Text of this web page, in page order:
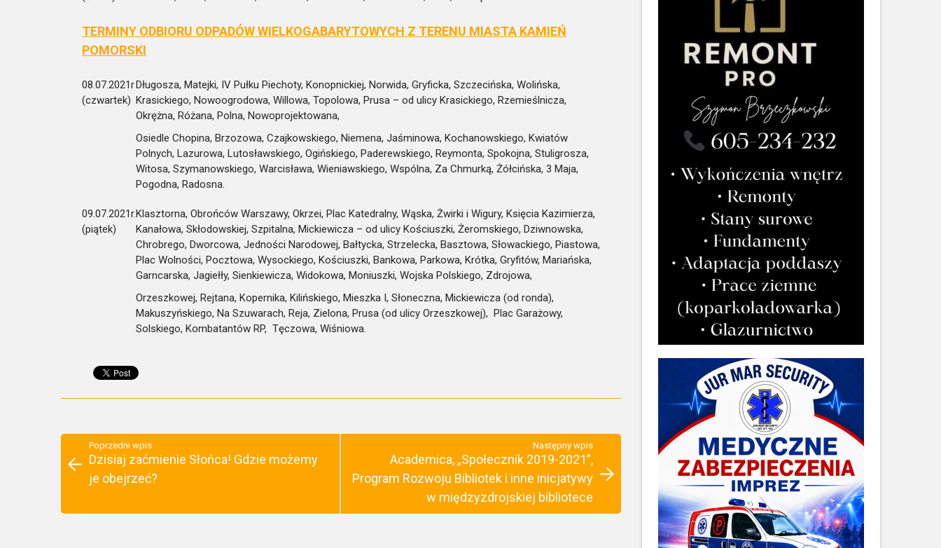
TERMINY ODBIORU ODPADÓW WIELKOGABARYTOWYCH Z TERENU MIASTA KAMIEŃ
POMORSKI
08.07.2021r
(czwartek)
Długosza, Matejki, IV Pułku Piechoty, Konopnickiej, Norwida, Gryficka, Szczecińska, Wolińska,
Krasickiego, Nowoogrodowa, Willowa, Topolowa, Prusa – od ulicy Krasickiego, Rzemieślnicza,
Okrężna, Różana, Polna, Nowoprojektowana,
Osiedle Chopina, Brzozowa, Czajkowskiego, Niemena, Jaśminowa, Kochanowskiego, Kwiatów
Polnych, Lazurowa, Lutosławskiego, Ogińskiego, Paderewskiego, Reymonta, Spokojna, Stuligrosza,
Witosa, Szymanowskiego, Warcisława, Wieniawskiego, Wspólna, Za Chmurką, Żółcińska, 3 Maja,
Pogodna, Radosna.
09.07.2021r.
(piątek)
Klasztorna, Obrońców Warszawy, Okrzei, Plac Katedralny, Wąska, Żwirki i Wigury, Księcia Kazimierza,
Kanałowa, Skłodowskiej, Szpitalna, Mickiewicza – od ulicy Kościuszki, Żeromskiego, Dziwnowska,
Chrobrego, Dworcowa, Jedności Narodowej, Bałtycka, Strzelecka, Basztowa, Słowackiego, Piastowa,
Plac Wolności, Pocztowa, Wysockiego, Kościuszki, Bankowa, Parkowa, Krótka, Gryfitów, Mariańska,
Garncarska, Jagiełły, Sienkiewicza, Widokowa, Moniuszki, Wojska Polskiego, Zdrojowa,
Orzeszkowej, Rejtana, Kopernika, Kilińskiego, Mieszka I, Słoneczna, Mickiewicza (od ronda),
Makuszyńskiego, Na Szuwarach, Reja, Zielona, Prusa (od ulicy Orzeszkowej), Plac Garażowy,
Solskiego, Kombatantów RP, Tęczowa, Wiśniowa.
Poprzedni wpis
Dzisiaj zaćmienie Słońca! Gdzie możemy
je obejrzeć?
Następny wpis
Academica, „Społecznik 2019-2021”,
Program Rozwoju Bibliotek i inne inicjatywy
w międzyzdrojskiej bibliotece